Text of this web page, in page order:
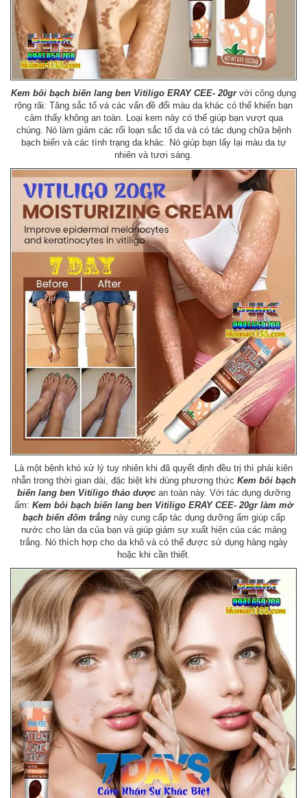
Kem bôi bạch biến lang ben Vitiligo ERAY CEE- 20gr với công dụng
rộng rãi: Tăng sắc tố và các vấn đề đổi màu da khác có thể khiến bạn
cảm thấy không an toàn. Loại kem này có thể giúp bạn vượt qua
chúng. Nó làm giảm các rối loạn sắc tố da và có tác dụng chữa bệnh
bạch biến và các tình trạng da khác. Nó giúp bạn lấy lại màu da tự
nhiên và tươi sáng.
Là một bệnh khó xử lý tuy nhiên khi đã quyết định đều trị thì phải kiên
nhẫn trong thời gian dài, đặc biệt khi dùng phương thức Kem bôi bạch
biến lang ben Vitiligo thảo dượcan toàn này. Với tác dụng dưỡng
ẩm: Kem bôi bạch biến lang ben Vitiligo ERAY CEE- 20grlàm mờ
bạch biến đốm trắngnày cung cấp tác dụng dưỡng ẩm giúp cấp
nước cho làn da của bạn và giúp giảm sự xuất hiện của các mảng
trắng. Nó thích hợp cho da khô và có thể được sử dụng hàng ngày
hoặc khi cần thiết.